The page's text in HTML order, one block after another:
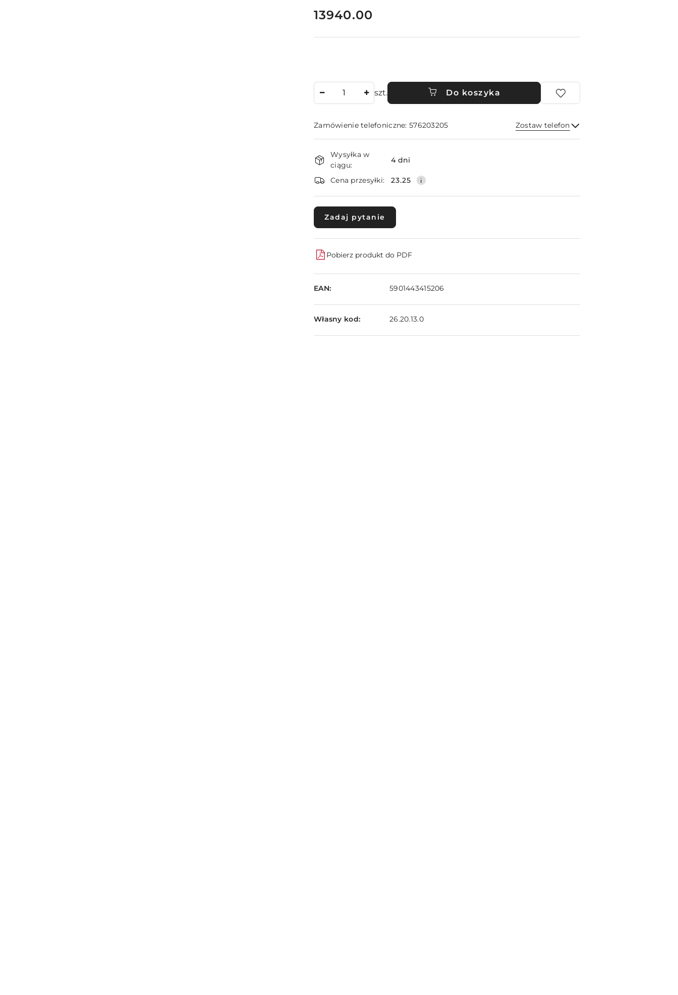
cena:
13940.00
szt. Do koszyka
Zamówienie telefoniczne: 576203205 Zostaw telefon
Wyślij
Dostępność
i
dostawa
Wysyłka w
ciągu:
4 dni
Cena przesyłki: 23.25
Zadaj pytanie
Pobierz produkt do PDF
EAN: 5901443415206
Własny kod: 26.20.13.0